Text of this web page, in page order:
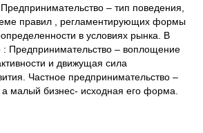
– тип поведения,
правил , регламентирующих формы
в условиях рынка. В
: Предпринимательство – воплощение
и движущая сила
Частное предпринимательство –
малый бизнес- исходная его форма.